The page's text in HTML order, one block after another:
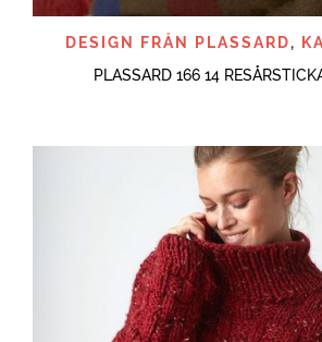
DESIGN FRÅN PLASSARD,
PLASSARD 166 14